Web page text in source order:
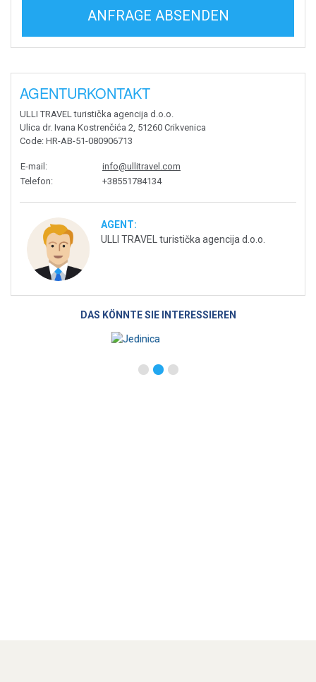
ANFRAGE ABSENDEN
AGENTURKONTAKT
ULLI TRAVEL turistička agencija d.o.o.
Ulica dr. Ivana Kostrenčića 2, 51260 Crikvenica
Code: HR-AB-51-080906713
E-mail :
info@ullitravel.com
Telefon: +38551784134
AGENT:
ULLI TRAVEL turistička agencija d.o.o.
DAS KÖNNTE SIE INTERESSIEREN